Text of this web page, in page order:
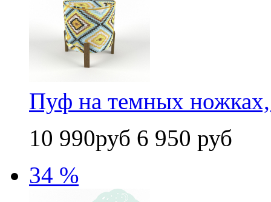
Пуф на темных
10 990руб 6 950 руб
34 %